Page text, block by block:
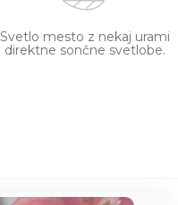
Svetlo mesto z nekaj urami
direktne sončne svetlobe.